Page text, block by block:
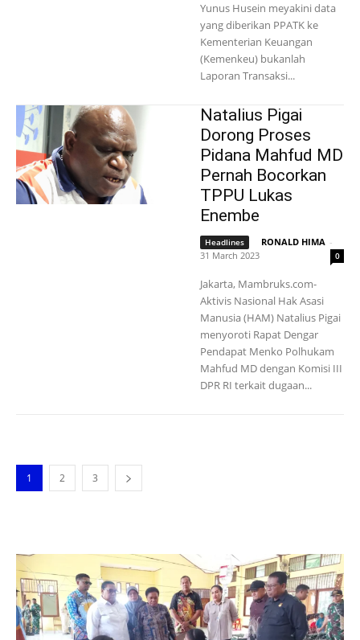
Yunus Husein meyakini data
yang diberikan PPATK ke
Kementerian Keuangan
(Kemenkeu) bukanlah
Laporan Transaksi...
Natalius Pigai
Dorong Proses
Pidana Mahfud MD
Pernah Bocorkan
TPPU Lukas
Enembe
Headlines RONALD HIMA -
31 March 2023
0
Jakarta, Mambruks.com-
Aktivis Nasional Hak Asasi
Manusia (HAM) Natalius Pigai
menyoroti Rapat Dengar
Pendapat Menko Polhukam
Mahfud MD dengan Komisi III
DPR RI terkait dugaan...
1 2 3